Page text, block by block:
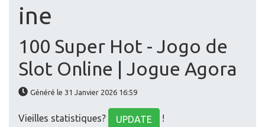
ine
100 Super Hot - Jogo de
Slot Online | Jogue Agora
Généré le 31 Janvier 2026 16:59
Vieilles statistiques? UPDATE !